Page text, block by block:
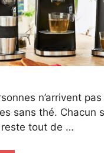
n’arrivent
sans thé. Chacun
tout de …